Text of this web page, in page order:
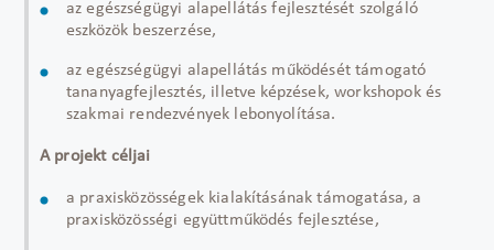
az egészségügyi alapellátás fejlesztését szolgáló
eszközök beszerzése,
az egészségügyi alapellátás működését támogató
tananyagfejlesztés, illetve képzések, workshopok és
szakmai rendezvények lebonyolítása.
A projekt céljai
a praxisközösségek kialakításának támogatása, a
praxisközösségi együttműködés fejlesztése,